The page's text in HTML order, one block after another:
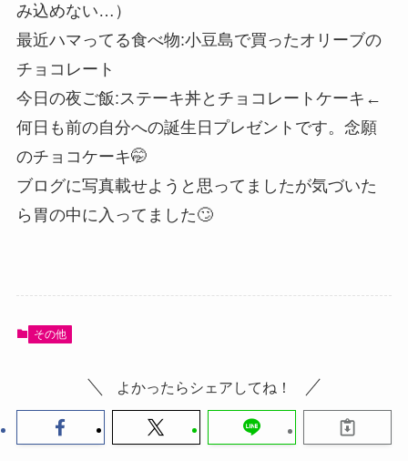
み込めない…）
最近ハマってる食べ物:小豆島で買ったオリーブの
チョコレート
今日の夜ご飯:ステーキ丼とチョコレートケーキ←
何日も前の自分への誕生日プレゼントです。念願
のチョコケーキ🤭
ブログに写真載せようと思ってましたが気づいた
ら胃の中に入ってました🙄
その他
よかったらシェアしてね！